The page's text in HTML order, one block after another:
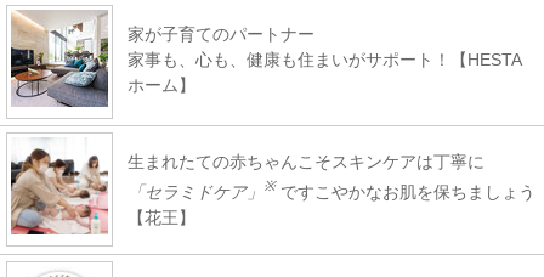
家が子育てのパートナー
家事も、心も、健康も住まいがサポート！【HESTA
ホーム】
生まれたての赤ちゃんこそスキンケアは丁寧に
「セラミドケア」
※ ですこやかなお肌を保ちましょう
【花王】